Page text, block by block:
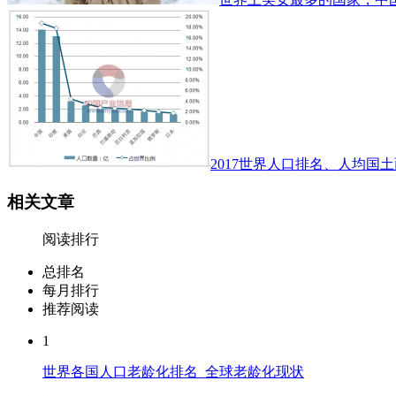
2017世界人口排名、人均国
相关文章
阅读排行
总排名
每月排行
推荐阅读
1
世界各国人口老龄化排名_全球老龄化现状